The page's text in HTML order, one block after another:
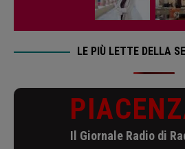
LE PIÙ LETTE DELLA
Il Giornale Radio di